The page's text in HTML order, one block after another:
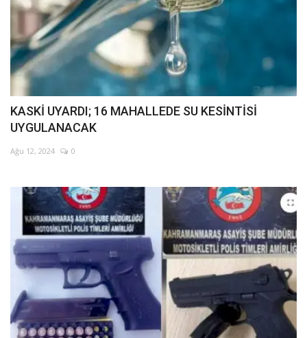
KASKİ UYARDI; 16 MAHALLEDE SU KESİNTİSİ
UYGULANACAK
Ağu 12, 2024 0